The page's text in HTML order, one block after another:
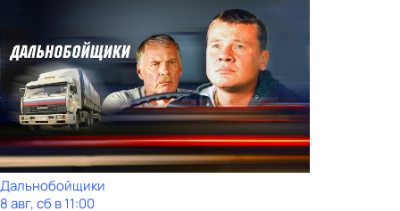
Дальнобойщики
8 авг, сб в 11:00